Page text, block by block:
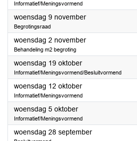
Informatief/Meningsvormend
woensdag 9 november2022
Begrotingsraad
woensdag 2 november2022
Behandeling m2 begroting
woensdag 19 oktober2022
Informatief/Meningsvormend/Besluitvormend
woensdag 12 oktober2022
Informatief/Meningsvormend
woensdag 5 oktober2022
Informatief/Meningsvormend
woensdag 28 september2022